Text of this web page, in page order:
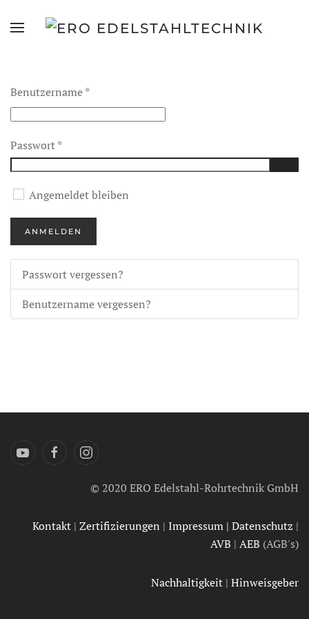
Benutzername*
Passwort*
Angemeldet bleiben
ANMELDEN
Passwort vergessen?
Benutzername vergessen?
© 2020 ERO Edelstahl-Rohrtechnik GmbH
Kontakt | Zertifizierungen | Impressum | Datenschutz |
AVB | AEB (AGB's)
Nachhaltigkeit | Hinweisgeber